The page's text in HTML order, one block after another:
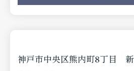
神戸市中央区熊内町8丁目